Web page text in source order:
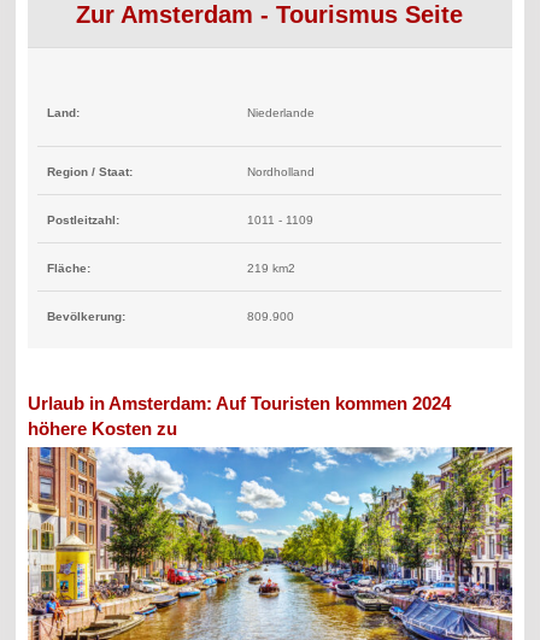
Zur Amsterdam - Tourismus Seite
Land: Niederlande
Region / Staat: Nordholland
Postleitzahl: 1011 - 1109
Fläche: 219 km2
Bevölkerung: 809.900
Urlaub in Amsterdam: Auf Touristen kommen 2024
höhere Kosten zu